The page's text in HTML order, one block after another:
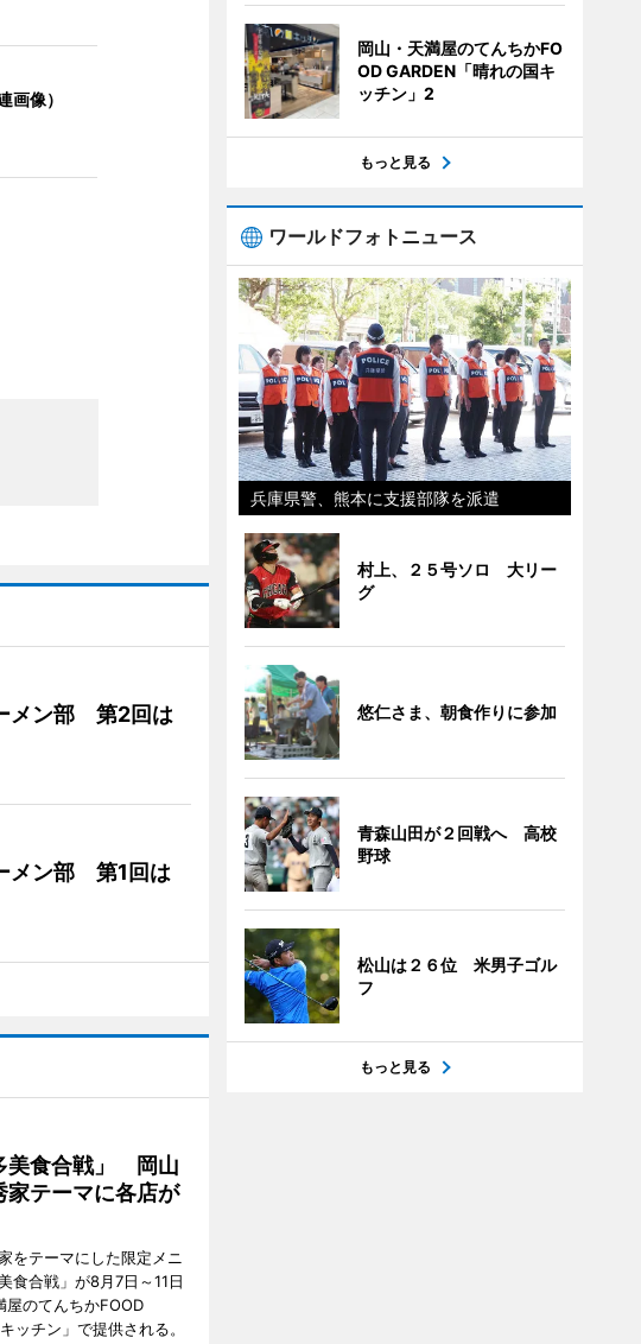
画像）
メン部 第2回は
メン部 第1回は
美食合戦」 岡山
家テーマに各店が
をテーマにした限定メニ
食合戦」が8月7日～11日
のてんちかFOOD
ッチン」で提供される。
岡山・天満屋のてんちかFO
OD GARDEN「晴れの国キ
ッチン」2
もっと見る
ワールドフォトニュース
兵庫県警、熊本に支援部隊を派遣
村上、２５号ソロ 大リー
グ
悠仁さま、朝食作りに参加
青森山田が２回戦へ 高校
野球
松山は２６位 米男子ゴル
フ
もっと見る